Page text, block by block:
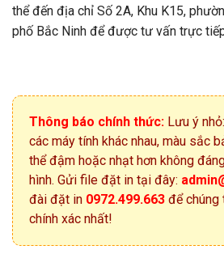
thể đến địa chỉ Số 2A, Khu K15,
phố Bắc Ninh để được tư vấn trực
Thông báo chính thức: Lưu ý
các máy tính khác nhau, màu sắc
thể đậm hoặc nhạt hơn không
hình. Gửi file đặt in tại đây:
đài đặt in 0972.499.663 để
chính xác nhất!